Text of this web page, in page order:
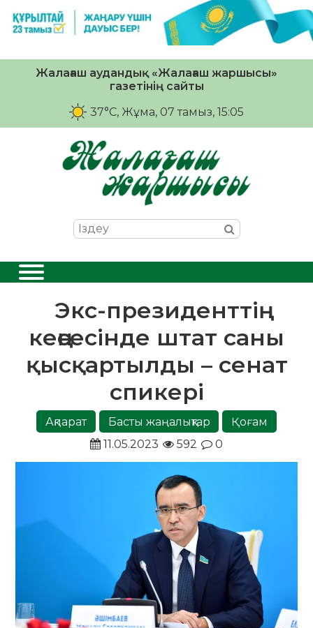
Жалағаш аудандық «Жалағаш жаршысы»
газетінің сайты
37°C, Жұма, 07 тамыз, 15:05
Экс-президенттің
кеңсесінде штат саны
қысқартылды – сенат
спикері
Ақпарат Басты жаңалықтар
Қоғам
11.05.2023
592 0